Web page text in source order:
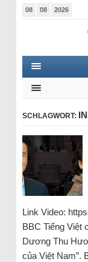
08 08 2026
SCHLAGWORT:
Link Video:
BBC Tiếng Việt
Dương Thu
của Việt Nam”.